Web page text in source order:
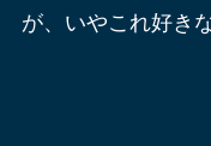
が、いやこれ好き